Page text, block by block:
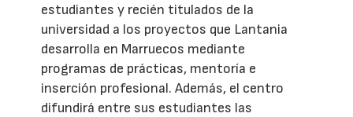
estudiantes y recién titulados de la
universidad a los proyectos que Lantania
desarrolla en Marruecos mediante
programas de prácticas, mentoría e
inserción profesional. Además, el centro
difundirá entre sus estudiantes las